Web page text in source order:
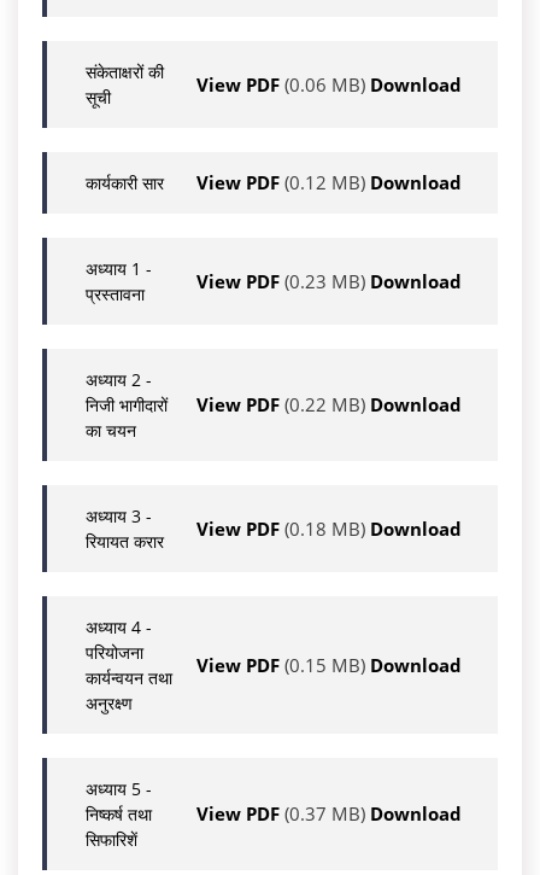
संकेताक्षरों की
सूची
View PDF (0.06 MB) Download
कार्यकारी सार View PDF (0.12 MB) Download
अध्याय 1 -
प्रस्तावना
View PDF (0.23 MB) Download
अध्याय 2 -
निजी भागीदारों
का चयन
View PDF (0.22 MB) Download
अध्याय 3 -
रियायत करार
View PDF (0.18 MB) Download
अध्याय 4 -
परियोजना
कार्यन्वयन तथा
अनुरक्ष्ण
View PDF (0.15 MB) Download
अध्याय 5 -
निष्कर्ष तथा
सिफारिशें
View PDF (0.37 MB) Download